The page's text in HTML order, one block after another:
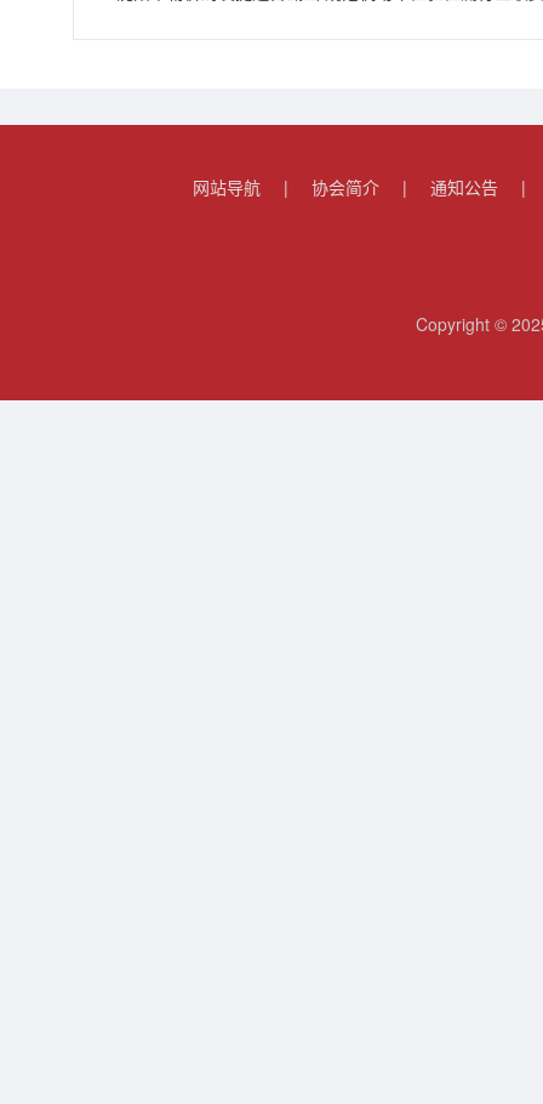
网站导航 | 协会简介 | 通知公告 |
Copyright ©